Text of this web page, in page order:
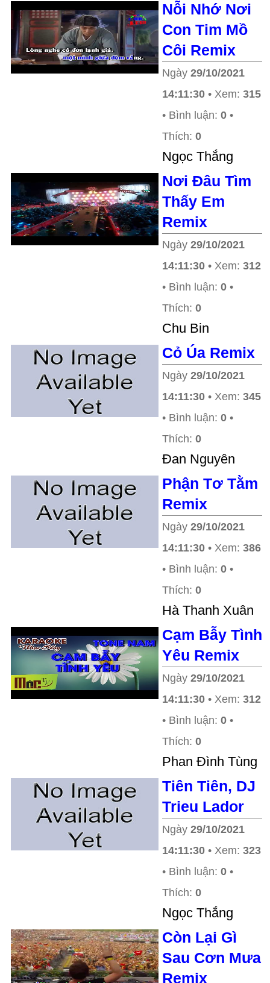
Nỗi Nhớ Nơi
Con Tim Mồ
Côi Remix
Ngày 29/10/2021
14:11:30 • Xem: 315
• Bình luận: 0 •
Thích: 0
Ngọc Thắng
Nơi Đâu Tìm
Thấy Em
Remix
Ngày 29/10/2021
14:11:30 • Xem: 312
• Bình luận: 0 •
Thích: 0
Chu Bin
Cỏ Úa Remix
Ngày 29/10/2021
14:11:30 • Xem: 345
• Bình luận: 0 •
Thích: 0
Đan Nguyên
Phận Tơ Tằm
Remix
Ngày 29/10/2021
14:11:30 • Xem: 386
• Bình luận: 0 •
Thích: 0
Hà Thanh Xuân
Cạm Bẫy Tình
Yêu Remix
Ngày 29/10/2021
14:11:30 • Xem: 312
• Bình luận: 0 •
Thích: 0
Phan Đình Tùng
Tiên Tiên, DJ
Trieu Lador
Ngày 29/10/2021
14:11:30 • Xem: 323
• Bình luận: 0 •
Thích: 0
Ngọc Thắng
Còn Lại Gì
Sau Cơn Mưa
Remix